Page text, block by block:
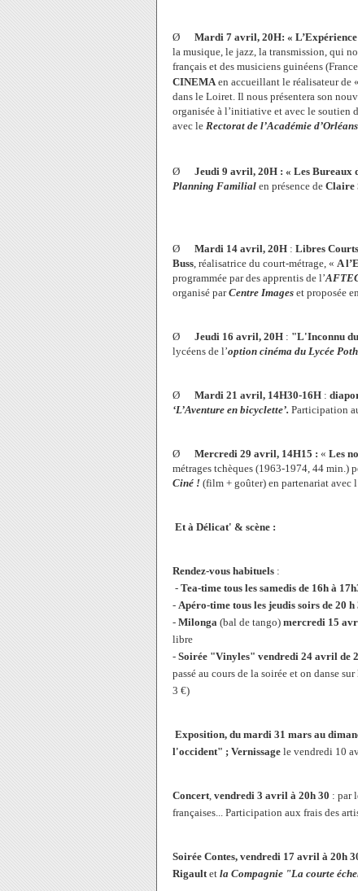
Ø Mardi 7 avril, 20H: «
la musique, le jazz, la transmission, qui
français et des musiciens guinéens
CINEMAen accueillant le réalisateur de
dans le Loiret. Il nous présentera son
organisée à l’initiative et avec le soutien
avec le Rectorat de l’Académie
Ø Jeudi 9 avril, 20H : « Les Bureaux
Planning Familial en présence de Claire
Ø Mardi 14 avril, 20H : Libres
Buss, réalisatrice du court-métrage, « A
programmée par des apprentis de l’
organisé parCentre Images et proposée
Ø Jeudi 16 avril, 20H : "L'Inconnu
lycéens de l’option cinéma du Lycée
Ø Mardi 21 avril, 14H30-16H :
‘L’Aventure en bicyclette’. Participation
Ø Mercredi 29 avril, 14H15 : « Les
métrages tchèques (1963-1974, 44 min.)
Ciné ! (film + goûter) en partenariat avec
Et à Délicat' & scène :
Rendez-vous habituels :
- Tea-time tous les samedis de 16h à
- Apéro-time tous les jeudis soirs de 20 h
- Milonga (bal de tango) mercredi 15
libre
- Soirée "Vinyles" vendredi 24 avril de
passé au cours de la soirée et on danse
3 €)
Exposition, du mardi 31 mars au
l'occident" ; Vernissage le vendredi 10
Concert, vendredi 3 avril à 20h 30 : par
françaises... Participation aux frais des
Soirée Contes, vendredi 17 avril à 20h
Rigaultet la Compagnie "La courte